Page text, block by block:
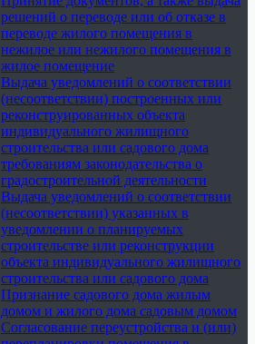
решений о переводе или об отказе в
переводе жилого помещения в
нежилое или нежилого помещения в
жилое помещение
Выдача уведомлений о соответствии
(несоответствии) построенных или
реконструированных объекта
индивидуального жилищного
строительства или садового дома
требованиям законодательства о
градостроительной деятельности
Выдача уведомлений о соответствии
(несоответствии) указанных в
уведомлении о планируемых
строительстве или реконструкции
объекта индивидуального жилищного
строительства или садового дома
Признание садового дома жилым
домом и жилого дома садовым домом
Согласование переустройства и (или)